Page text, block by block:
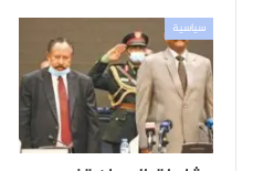
سياسية